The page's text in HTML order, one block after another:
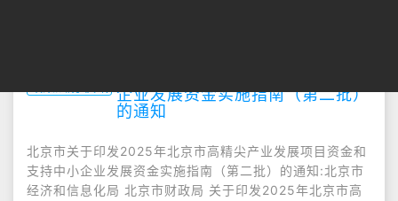
企业发展资金实施指南（第二批）
的通知
北京市关于印发2025年北京市高精尖产业发展项目资金和
支持中小企业发展资金实施指南（第二批）的通知:北京市
经济和信息化局 北京市财政局 关于印发2025年北京市高